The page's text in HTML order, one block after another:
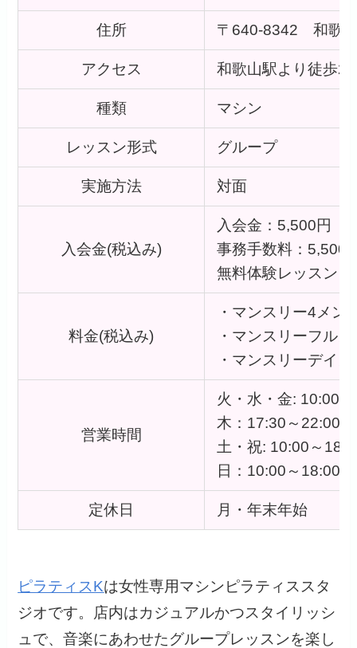
住所 〒640-8342 和歌山
アクセス 和歌山駅より徒歩2
種類 マシン
レッスン形式 グループ
実施方法 対面
入会金(税込み)
入会金：5,500円
事務手数料：5,500
無料体験レッスン
料金(税込み)
・マンスリー4メン
・マンスリーフル
・マンスリーデイ
営業時間
火・水・金: 10:00
木：17:30～22:00
土・祝: 10:00～
日：10:00～18:00
定休日 月・年末年始
ピラティスKは女性専用マシンピラティススタ
ジオです。店内はカジュアルかつスタイリッシ
ュで、音楽にあわせたグループレッスンを楽し